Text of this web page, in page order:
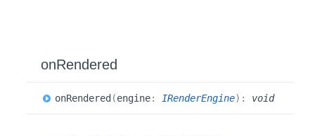
onRendered
onRendered (engine: IRenderEngine) : void